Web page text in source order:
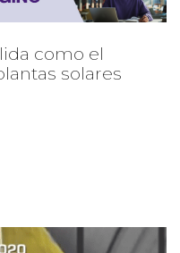
como el
solares